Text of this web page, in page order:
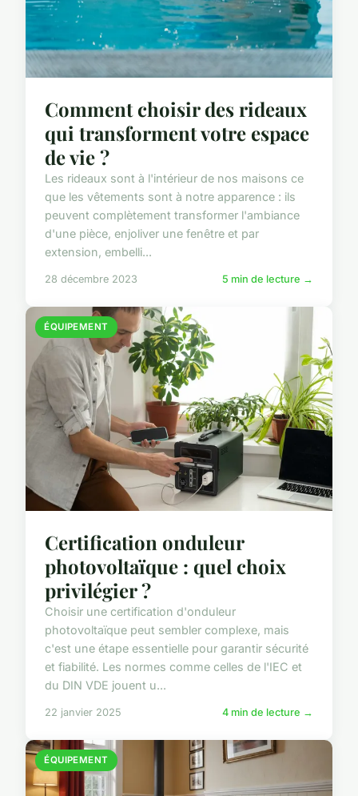
Comment choisir des rideaux
qui transforment votre espace
de vie ?
Les rideaux sont à l'intérieur de nos maisons ce
que les vêtements sont à notre apparence : ils
peuvent complètement transformer l'ambiance
d'une pièce, enjoliver une fenêtre et par
extension, embelli...
28 décembre 2023 5 min de lecture →
ÉQUIPEMENT
Certification onduleur
photovoltaïque : quel choix
privilégier ?
Choisir une certification d'onduleur
photovoltaïque peut sembler complexe, mais
c'est une étape essentielle pour garantir sécurité
et fiabilité. Les normes comme celles de l'IEC et
du DIN VDE jouent u...
22 janvier 2025 4 min de lecture →
ÉQUIPEMENT